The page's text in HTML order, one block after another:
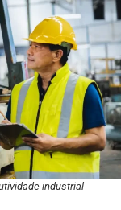
industrial